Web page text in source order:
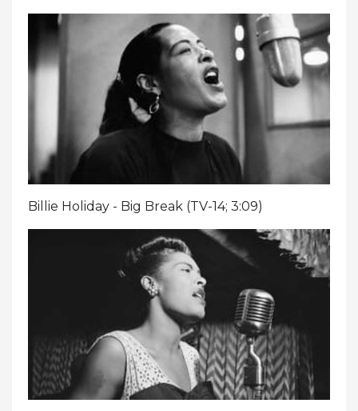
Billie Holiday - Big Break (TV-14; 3:09)